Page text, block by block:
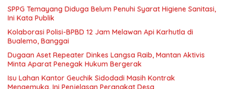
SPPG Temayang Diduga Belum Penuhi Syarat Higiene Sanitasi,
Ini Kata Publik
Kolaborasi Polisi-BPBD 12 Jam Melawan Api Karhutla di
Bualemo, Banggai
Dugaan Aset Repeater Dinkes Langsa Raib, Mantan Aktivis
Minta Aparat Penegak Hukum Bergerak
Isu Lahan Kantor Geuchik Sidodadi Masih Kontrak
Mengemuka, Ini Penjelasan Perangkat Desa